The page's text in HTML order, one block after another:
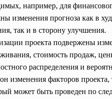
например, для
изменения прогноза как в
так и в сторону улучшения.
проекта подвержены
стоимость продаж,
распределения и
изменения факторов
может быть проведен по